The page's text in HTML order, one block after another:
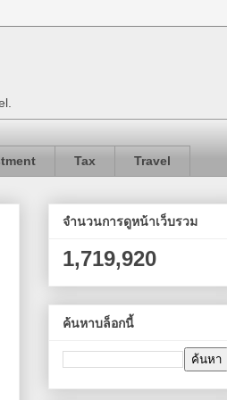
Tax Travel
จำนวนการดูหน้าเว็บรวม
1,719,920
ค้นหาบล็อกนี้